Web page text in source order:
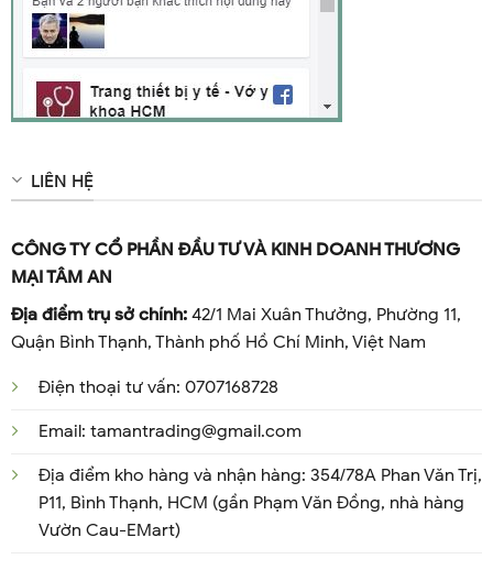
LIÊN HỆ
CÔNG TY CỔ PHẦN ĐẦU TƯ VÀ KINH DOANH THƯƠNG
MẠI TÂM AN
Địa điểm trụ sở chính:42/1 Mai Xuân Thưởng, Phường 11,
Quận Bình Thạnh, Thành phố Hồ Chí Minh, Việt Nam
Điện thoại tư vấn: 0707168728
Email: tamantrading@gmail.com
Địa điểm kho hàng và nhận hàng: 354/78A Phan Văn Trị,
P11, Bình Thạnh, HCM (gần Phạm Văn Đồng, nhà hàng
Vườn Cau-EMart)